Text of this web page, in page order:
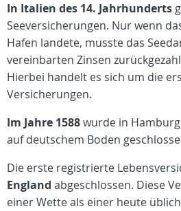
In Italien des 14. Jahrhunderts
Seeversicherungen. Nur wenn
Hafen landete, musste das
vereinbarten Zinsen
Hierbei handelt es sich um die
Versicherungen.
Im Jahre 1588wurde in
auf deutschem Boden
Die erste registrierte
England abgeschlossen. Diese
einer Wette als einer heute